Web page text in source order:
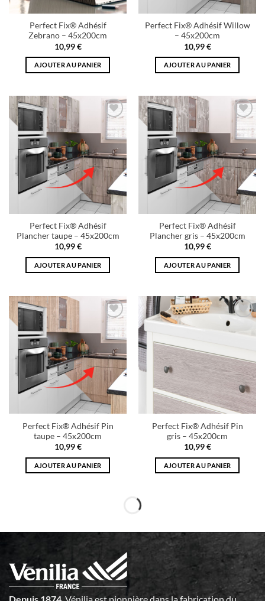
Perfect Fix® Adhésif
Zebrano – 45x200cm
10,99€
AJOUTER AU PANIER
Perfect Fix® Adhésif Willow
– 45x200cm
10,99€
AJOUTER AU PANIER
wishlist
Perfect Fix® Adhésif
Plancher taupe – 45x200cm
10,99€
AJOUTER AU PANIER
wishlist
Perfect Fix® Adhésif
Plancher gris – 45x200cm
10,99€
AJOUTER AU PANIER
wishlist
Perfect Fix® Adhésif Pin
taupe – 45x200cm
10,99€
AJOUTER AU PANIER
Add to
wishlist
Perfect Fix® Adhésif Pin
gris – 45x200cm
10,99€
AJOUTER AU PANIER
Depuis 1874 , Vénilia est pionnière dans la fabrication du